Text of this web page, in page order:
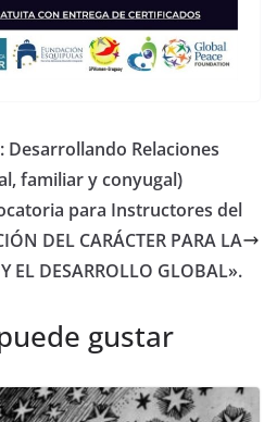
Desarrollando Relaciones
familiar y conyugal)
para Instructores del
DEL CARÁCTER PARA LA
EL DESARROLLO GLOBAL».
gustar